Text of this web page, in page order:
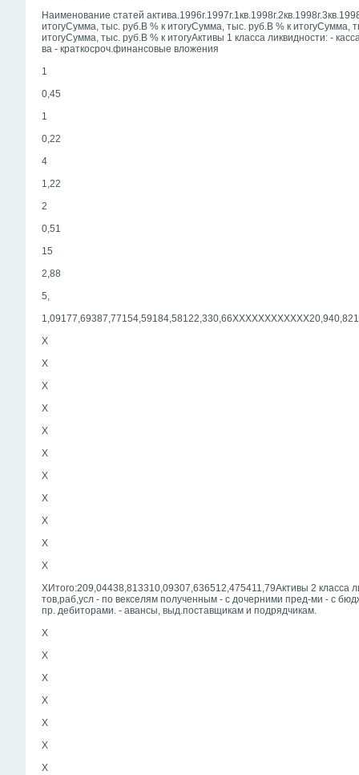
Наименование статей
итогуСумма, тыс. руб.В % к итогуСумма, тыс. руб.В % к итогуСумма,
итогуСумма, тыс. руб.В % к итогуАктивы 1 класса ликвидности: -
ва - краткосроч.финансовые вложения
1
0,45
1
0,22
4
1,22
2
0,51
15
2,88
5,
Х
Х
Х
Х
Х
Х
Х
Х
Х
Х
Х
ХИтого:209,04438,813310,09307,636512,475411,79Активы 2 класса
тов,раб,усл - по векселям полученным - с дочерними пред-ми - с
пр. дебиторами. - авансы, выд.поставщикам и подрядчикам.
Х
Х
Х
Х
Х
Х
Х